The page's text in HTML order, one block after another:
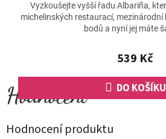
539 Kč
DO KOŠÍKU
Vyzkoušejte vyšší řadu Albariña,
michelinských restaurací, mezinárodní
bodů a nyní jej máte
Hodnocení produktu